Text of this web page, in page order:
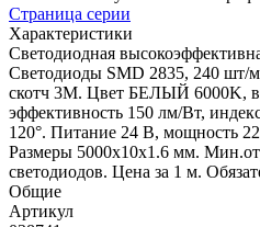
Страница серии
Характеристики
Светодиодная
Светодиоды SMD 2835, 240 шт/
скотч 3M. Цвет БЕЛЫЙ 6000K,
эффективность 150 лм/Вт,
120°. Питание 24 В, мощность
Размеры 5000x10x1.6 мм.
светодиодов. Цена за 1 м.
Общие
Артикул